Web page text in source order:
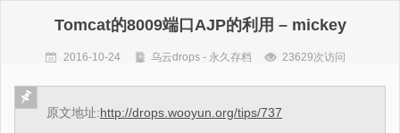
Tomcat的8009端口AJP的利用 – mickey
2016-10-24 乌云drops - 永久存档 23629次访问
原文地址:http://drops.wooyun.org/tips/737